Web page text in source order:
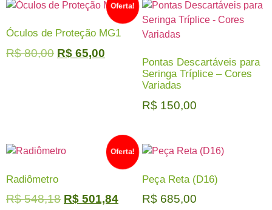
Oferta!
Óculos de Proteção MG1
R$80,00 R$ 65,00
Pontas Descartáveis para
Seringa Tríplice – Cores
Variadas
R$ 150,00
Oferta!
Radiômetro
R$548,18 R$ 501,84
Peça Reta (D16)
R$ 685,00